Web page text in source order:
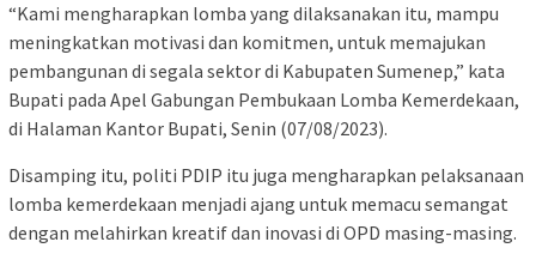
“Kami mengharapkan lomba yang dilaksanakan itu, mampu
meningkatkan motivasi dan komitmen, untuk memajukan
pembangunan di segala sektor di Kabupaten Sumenep,” kata
Bupati pada Apel Gabungan Pembukaan Lomba Kemerdekaan,
di Halaman Kantor Bupati, Senin (07/08/2023).
Disamping itu, politi PDIP itu juga mengharapkan pelaksanaan
lomba kemerdekaan menjadi ajang untuk memacu semangat
dengan melahirkan kreatif dan inovasi di OPD masing-masing.